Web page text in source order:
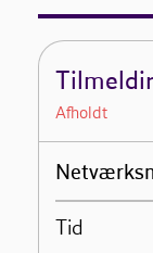
Afholdt
Tid